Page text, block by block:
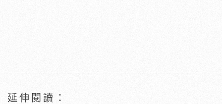
延伸閱讀：